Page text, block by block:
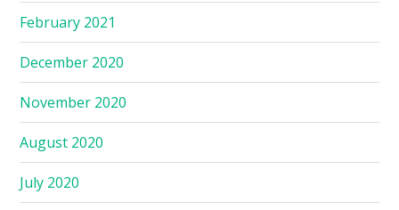
February 2021
December 2020
November 2020
August 2020
July 2020